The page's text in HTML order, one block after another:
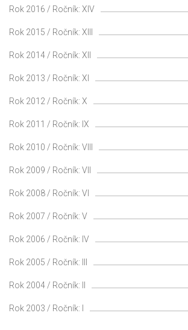
Rok 2016 / Ročník: XIV
Rok 2015 / Ročník: XIII
Rok 2014 / Ročník: XII
Rok 2013 / Ročník: XI
Rok 2012 / Ročník: X
Rok 2011 / Ročník: IX
Rok 2010 / Ročník: VIII
Rok 2009 / Ročník: VII
Rok 2008 / Ročník: VI
Rok 2007 / Ročník: V
Rok 2006 / Ročník: IV
Rok 2005 / Ročník: III
Rok 2004 / Ročník: II
Rok 2003 / Ročník: I